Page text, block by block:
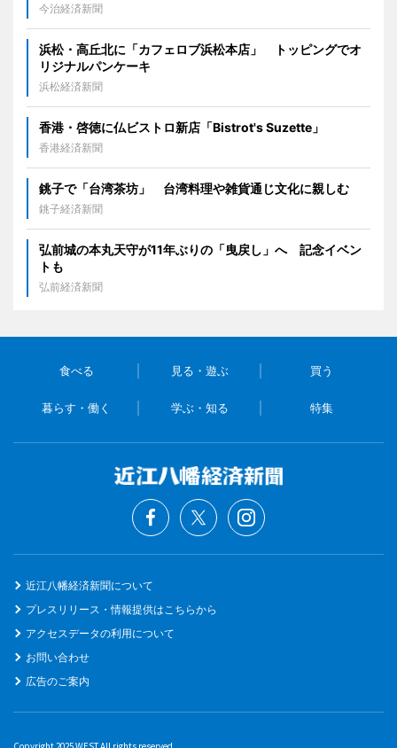
今治経済新聞
浜松・高丘北に「カフェロブ浜松本店」 トッピングでオ
リジナルパンケーキ
浜松経済新聞
香港・啓徳に仏ビストロ新店「Bistrot's Suzette」
香港経済新聞
銚子で「台湾茶坊」 台湾料理や雑貨通じ文化に親しむ
銚子経済新聞
弘前城の本丸天守が11年ぶりの「曳戻し」へ 記念イベン
トも
弘前経済新聞
食べる 見る・遊ぶ 買う
暮らす・働く 学ぶ・知る 特集
近江八幡経済新聞について
プレスリリース・情報提供はこちらから
アクセスデータの利用について
お問い合わせ
広告のご案内